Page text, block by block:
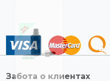
Забота о клиентах